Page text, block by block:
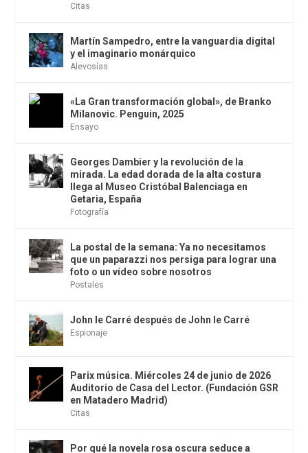
Citas
Martín Sampedro, entre la vanguardia digital
y el imaginario monárquico
Alevosías
«La Gran transformación global», de Branko
Milanovic. Penguin, 2025
Ensayo
Georges Dambier y la revolución de la
mirada. La edad dorada de la alta costura
llega al Museo Cristóbal Balenciaga en
Getaria, España
Fotografía
La postal de la semana: Ya no necesitamos
que un paparazzi nos persiga para lograr una
foto o un vídeo sobre nosotros
Postales
John le Carré después de John le Carré
Espionaje
Parix música. Miércoles 24 de junio de 2026
Auditorio de Casa del Lector. (Fundación GSR
en Matadero Madrid)
Citas
Por qué la novela rosa oscura seduce a